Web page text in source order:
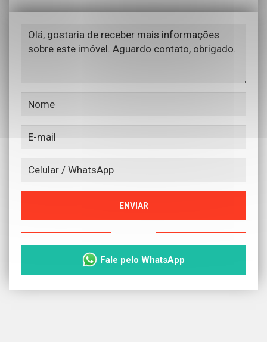
ENVIAR
Fale pelo WhatsApp